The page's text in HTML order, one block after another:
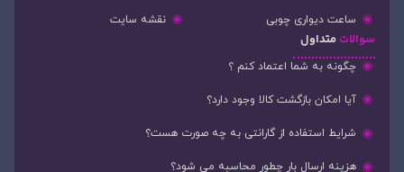
ساعت دیواری چوبی نقشه سایت
سوالات متداول
چگونه به شما اعتماد کنم ؟
آیا امکان بازگشت کالا وجود دارد؟
شرایط استفاده از گارانتی به چه صورت هست؟
هزینه ارسال بار چطور محاسبه می شود؟